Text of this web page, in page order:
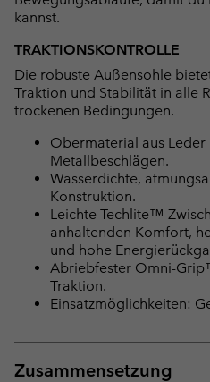
kannst.
TRAKTIONSKONTROLLE
Die robuste Außensohle
Traktion und Stabilität in alle
trockenen Bedingungen.
Obermaterial aus Leder
Metallbeschlägen.
Wasserdichte,
Konstruktion.
Leichte Techlite™-
anhaltenden Komfort,
und hohe
Abriebfester Omni-
Traktion.
Einsatzmöglichkeiten:
Zusammensetzung